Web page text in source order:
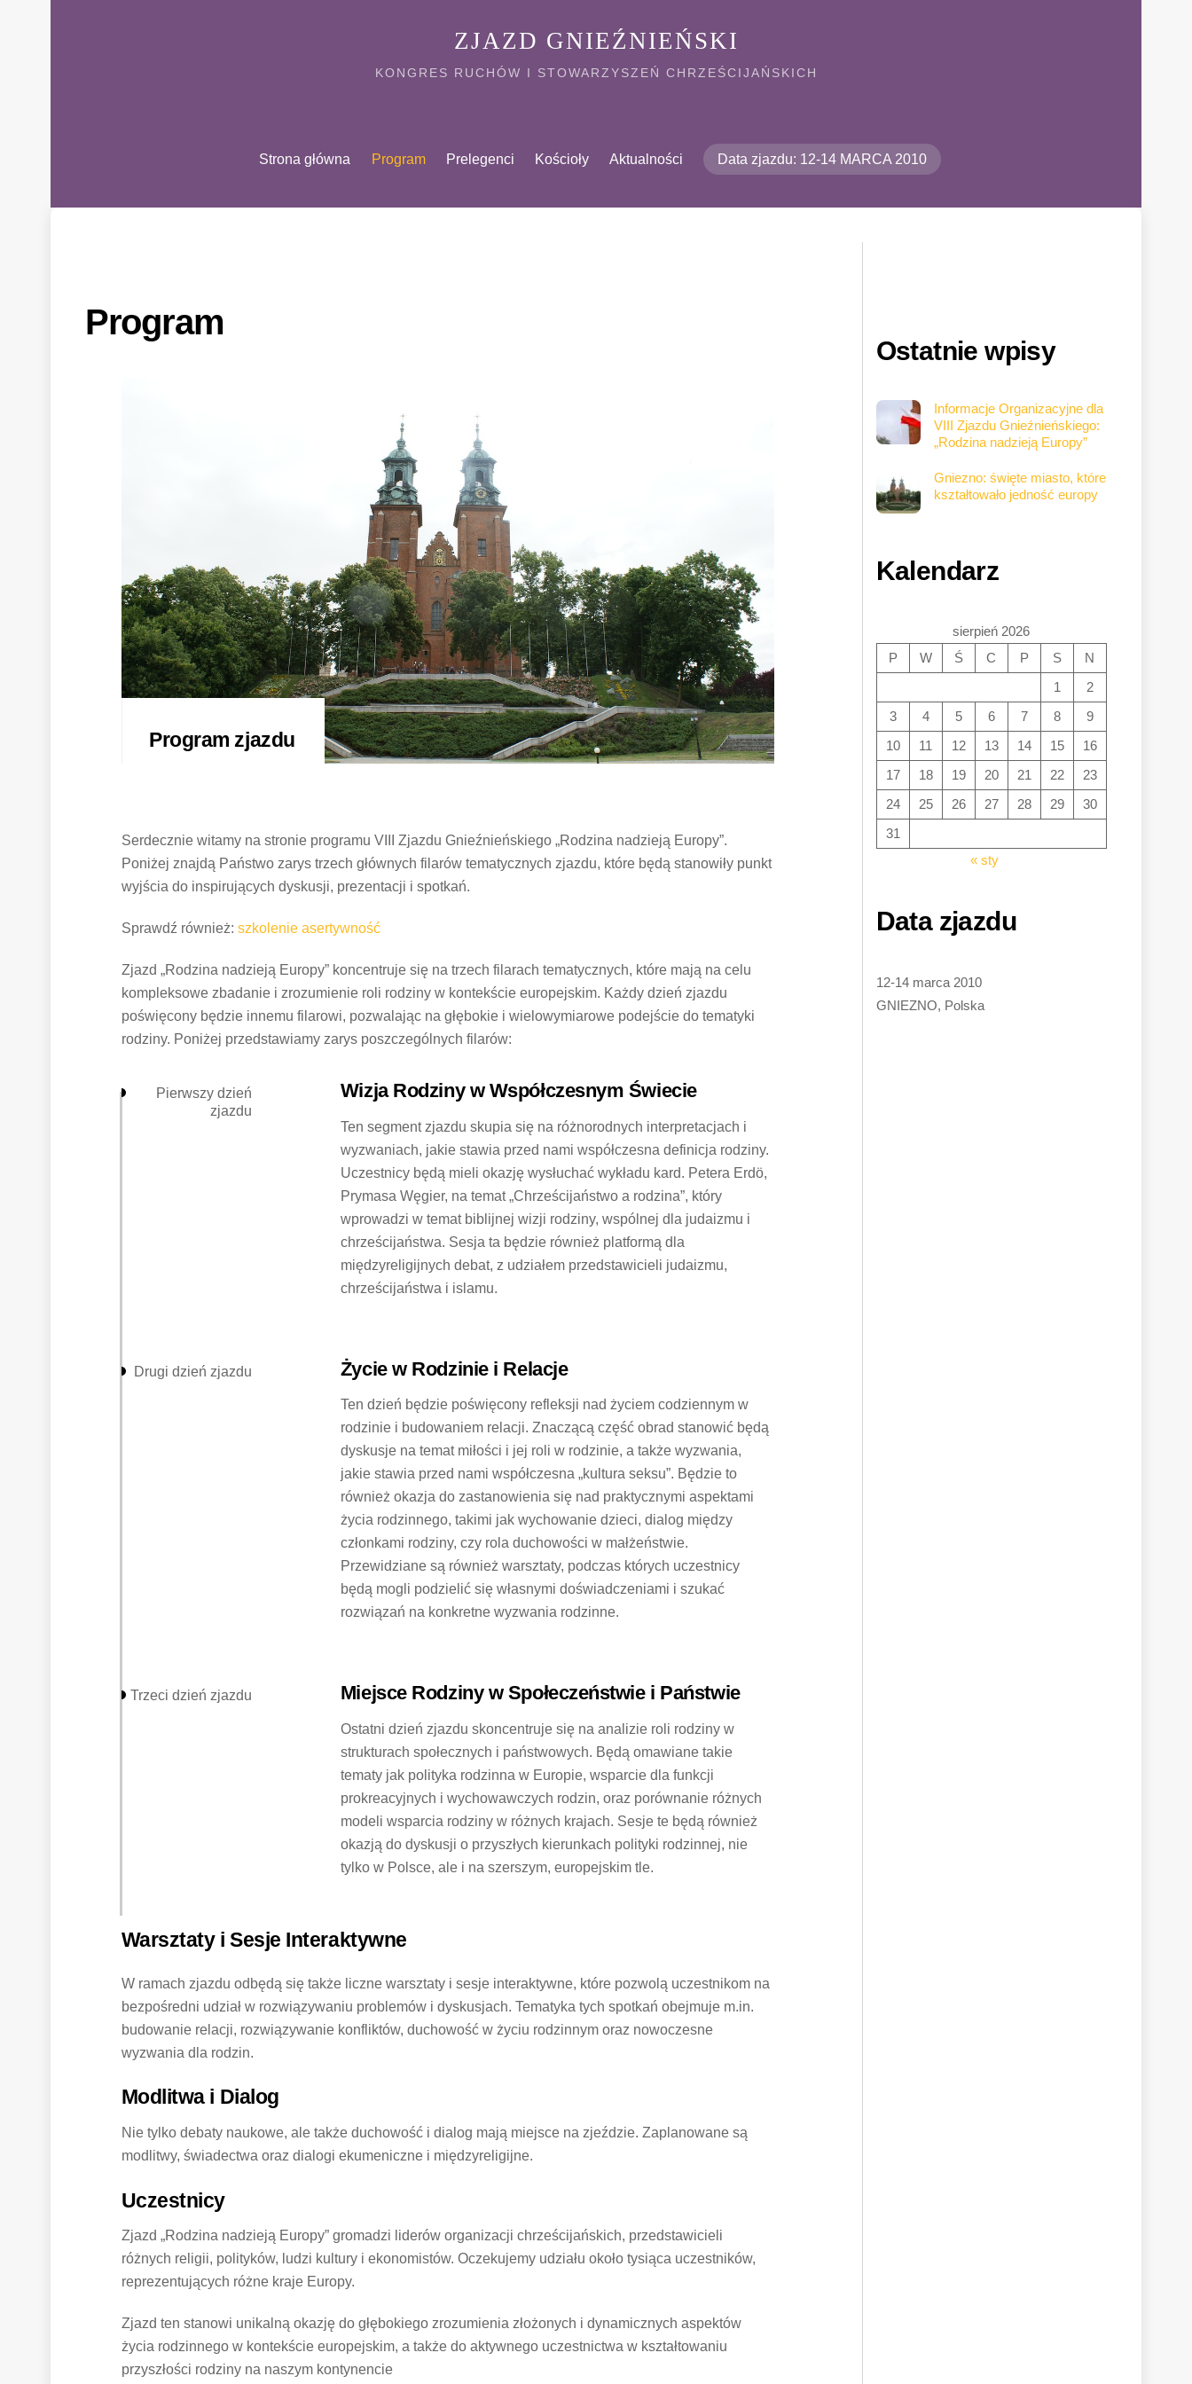
ZJAZD GNIEŹNIEŃSKI
KONGRES RUCHÓW I STOWARZYSZEŃ CHRZEŚCIJAŃSKICH
Strona główna Program Prelegenci Kościoły Aktualności Data zjazdu: 12-14 MARCA 2010
Program
Program zjazdu
Serdecznie witamy na stronie programu VIII Zjazdu Gnieźnieńskiego „Rodzina nadzieją Europy”.
Poniżej znajdą Państwo zarys trzech głównych filarów tematycznych zjazdu, które będą stanowiły punkt
wyjścia do inspirujących dyskusji, prezentacji i spotkań.
Sprawdź również: szkolenie asertywność
Zjazd „Rodzina nadzieją Europy” koncentruje się na trzech filarach tematycznych, które mają na celu
kompleksowe zbadanie i zrozumienie roli rodziny w kontekście europejskim. Każdy dzień zjazdu
poświęcony będzie innemu filarowi, pozwalając na głębokie i wielowymiarowe podejście do tematyki
rodziny. Poniżej przedstawiamy zarys poszczególnych filarów:
Pierwszy dzień
zjazdu
Wizja Rodziny w Współczesnym Świecie
Ten segment zjazdu skupia się na różnorodnych interpretacjach i
wyzwaniach, jakie stawia przed nami współczesna definicja rodziny.
Uczestnicy będą mieli okazję wysłuchać wykładu kard. Petera Erdö,
Prymasa Węgier, na temat „Chrześcijaństwo a rodzina”, który
wprowadzi w temat biblijnej wizji rodziny, wspólnej dla judaizmu i
chrześcijaństwa. Sesja ta będzie również platformą dla
międzyreligijnych debat, z udziałem przedstawicieli judaizmu,
chrześcijaństwa i islamu.
Drugi dzień zjazdu Życie w Rodzinie i Relacje
Ten dzień będzie poświęcony refleksji nad życiem codziennym w
rodzinie i budowaniem relacji. Znaczącą część obrad stanowić będą
dyskusje na temat miłości i jej roli w rodzinie, a także wyzwania,
jakie stawia przed nami współczesna „kultura seksu”. Będzie to
również okazja do zastanowienia się nad praktycznymi aspektami
życia rodzinnego, takimi jak wychowanie dzieci, dialog między
członkami rodziny, czy rola duchowości w małżeństwie.
Przewidziane są również warsztaty, podczas których uczestnicy
będą mogli podzielić się własnymi doświadczeniami i szukać
rozwiązań na konkretne wyzwania rodzinne.
Trzeci dzień zjazdu Miejsce Rodziny w Społeczeństwie i Państwie
Ostatni dzień zjazdu skoncentruje się na analizie roli rodziny w
strukturach społecznych i państwowych. Będą omawiane takie
tematy jak polityka rodzinna w Europie, wsparcie dla funkcji
prokreacyjnych i wychowawczych rodzin, oraz porównanie różnych
modeli wsparcia rodziny w różnych krajach. Sesje te będą również
okazją do dyskusji o przyszłych kierunkach polityki rodzinnej, nie
tylko w Polsce, ale i na szerszym, europejskim tle.
Warsztaty i Sesje Interaktywne
W ramach zjazdu odbędą się także liczne warsztaty i sesje interaktywne, które pozwolą uczestnikom na
bezpośredni udział w rozwiązywaniu problemów i dyskusjach. Tematyka tych spotkań obejmuje m.in.
budowanie relacji, rozwiązywanie konfliktów, duchowość w życiu rodzinnym oraz nowoczesne
wyzwania dla rodzin.
Modlitwa i Dialog
Nie tylko debaty naukowe, ale także duchowość i dialog mają miejsce na zjeździe. Zaplanowane są
modlitwy, świadectwa oraz dialogi ekumeniczne i międzyreligijne.
Uczestnicy
Zjazd „Rodzina nadzieją Europy” gromadzi liderów organizacji chrześcijańskich, przedstawicieli
różnych religii, polityków, ludzi kultury i ekonomistów. Oczekujemy udziału około tysiąca uczestników,
reprezentujących różne kraje Europy.
Zjazd ten stanowi unikalną okazję do głębokiego zrozumienia złożonych i dynamicznych aspektów
życia rodzinnego w kontekście europejskim, a także do aktywnego uczestnictwa w kształtowaniu
przyszłości rodziny na naszym kontynencie
Ostatnie wpisy
Informacje Organizacyjne dla
VIII Zjazdu Gnieźnieńskiego:
„Rodzina nadzieją Europy”
Gniezno: święte miasto, które
kształtowało jedność europy
Kalendarz
sierpień 2026
P
W Ś C P S
N
1
2
3
4 5 6 7 8
9
10
11 12 13 14 15
16
17
18 19 20 21 22
23
24
25 26 27 28 29
30
31
« sty
Data zjazdu
12-14 marca 2010
GNIEZNO, Polska